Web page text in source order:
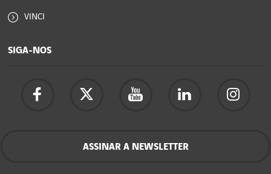
VINCI
SIGA-NOS
ASSINAR A NEWSLETTER